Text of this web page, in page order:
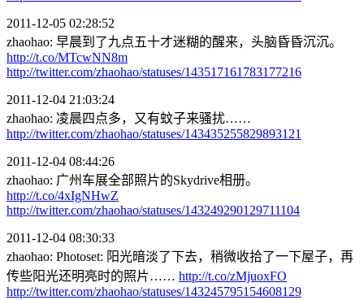
2011-12-05 02:28:52
zhaohao: 早晨到了九点五十才迷糊的醒来，头脑昏昏沉沉。
http://t.co/MTcwNN8m
http://twitter.com/zhaohao/statuses/143517161783177216
2011-12-04 21:03:24
zhaohao: 凌晨四点多，又有蚊子来骚扰……
http://twitter.com/zhaohao/statuses/143435255829893121
2011-12-04 08:44:26
zhaohao: 广州车展全部照片的Skydrive相册。
http://t.co/4xIgNHwZ
http://twitter.com/zhaohao/statuses/143249290129711104
2011-12-04 08:30:33
zhaohao: Photoset: 阳光暗淡了下去，稍微收拾了一下屋子，再
传些阳光还明亮时的照片…… http://t.co/zMjuoxFO
http://twitter.com/zhaohao/statuses/143245795154608129